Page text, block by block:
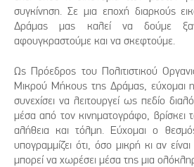
συγκίνηση. Σε μια εποχή διαρκούς
Δράμας μας καλεί να δούμε
αφουγκραστούμε και να σκεφτούμε.
Ως Πρόεδρος του Πολιτιστικού
Μικρού Μήκους της Δράμας, εύχομαι
συνεχίσει να λειτουργεί ως πεδίο
μέσα από τον κινηματογράφο, βρίσκει
αλήθεια και τόλμη. Εύχομαι ο
υπογραμμίζει ότι, όσο μικρή κι αν είναι
μπορεί να χωρέσει μέσα της μια